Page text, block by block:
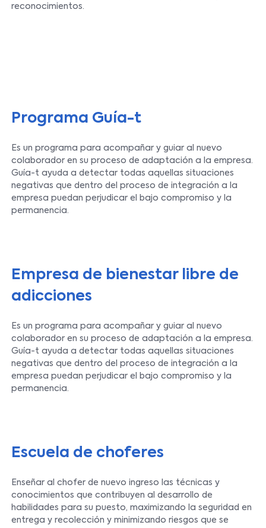
reconocimientos.
Programa Guía-t
Es un programa para acompañar y guiar al nuevo
colaborador en su proceso de adaptación a la empresa.
Guía-t ayuda a detectar todas aquellas situaciones
negativas que dentro del proceso de integración a la
empresa puedan perjudicar el bajo compromiso y la
permanencia.
Empresa de bienestar libre de
adicciones
Es un programa para acompañar y guiar al nuevo
colaborador en su proceso de adaptación a la empresa.
Guía-t ayuda a detectar todas aquellas situaciones
negativas que dentro del proceso de integración a la
empresa puedan perjudicar el bajo compromiso y la
permanencia.
Escuela de choferes
Enseñar al chofer de nuevo ingreso las técnicas y
conocimientos que contribuyen al desarrollo de
habilidades para su puesto, maximizando la seguridad en
entrega y recolección y minimizando riesgos que se